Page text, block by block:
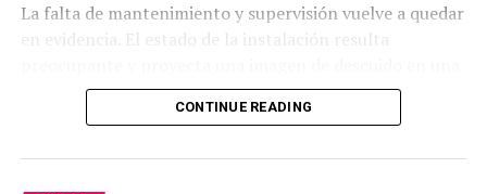
La falta de mantenimiento y supervisión vuelve a quedar
en evidencia. El estado de la instalación resulta
zona con constante tránsito peatonal. Ciudadanos
cuestionan cómo es posible que este tipo de situaciones
CONTINUE READING